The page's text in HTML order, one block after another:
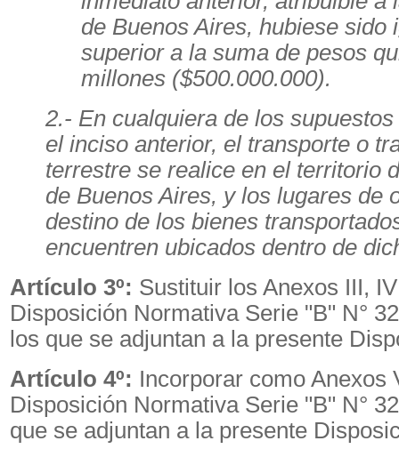
de Buenos Aires, hubiese sido
superior a la suma de pesos
millones ($500.000.000).
2.- En cualquiera de los
el inciso anterior, el transporte o
terrestre se realice en el territorio
de Buenos Aires, y los lugares de
destino de los bienes
encuentren ubicados dentro de
Artículo 3º: Sustituir los Anexos III,
Disposición Normativa Serie "B" N°
los que se adjuntan a la presente
Artículo 4º: Incorporar como Anexos
Disposición Normativa Serie "B" N°
que se adjuntan a la presente